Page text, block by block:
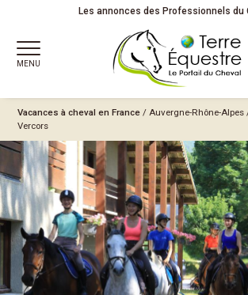
Les annonces des Professionnels du
MENU
Vacances à cheval en France /Auvergne-Rhône-Alpes
Vercors